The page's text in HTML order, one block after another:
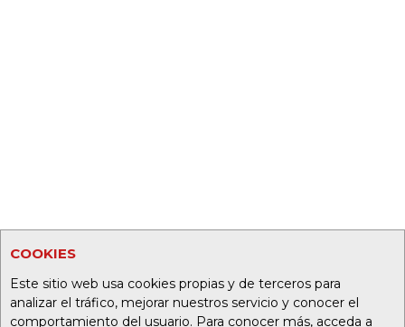
COOKIES
Este sitio web usa cookies propias y de terceros para
analizar el tráfico, mejorar nuestros servicio y conocer el
comportamiento del usuario. Para conocer más, acceda a